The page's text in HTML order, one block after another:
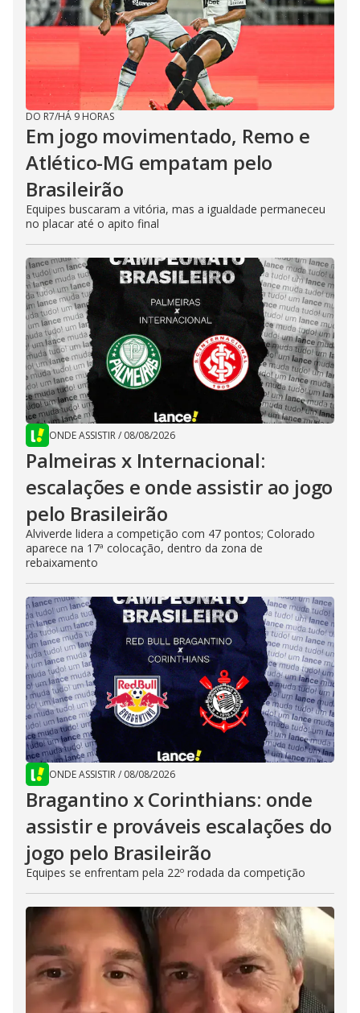
DO R7/HÁ 9 HORAS
Em jogo movimentado, Remo e
Atlético-MG empatam pelo
Brasileirão
Equipes buscaram a vitória, mas a igualdade permaneceu
no placar até o apito final
ONDE ASSISTIR/ 08/08/2026
Palmeiras x Internacional:
escalações e onde assistir ao jogo
pelo Brasileirão
Alviverde lidera a competição com 47 pontos; Colorado
aparece na 17ª colocação, dentro da zona de
rebaixamento
ONDE ASSISTIR/ 08/08/2026
Bragantino x Corinthians: onde
assistir e prováveis escalações do
jogo pelo Brasileirão
Equipes se enfrentam pela 22º rodada da competição